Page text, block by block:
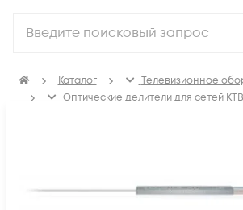
Каталог
Телевизионное
Оптические делители для сетей КТВ